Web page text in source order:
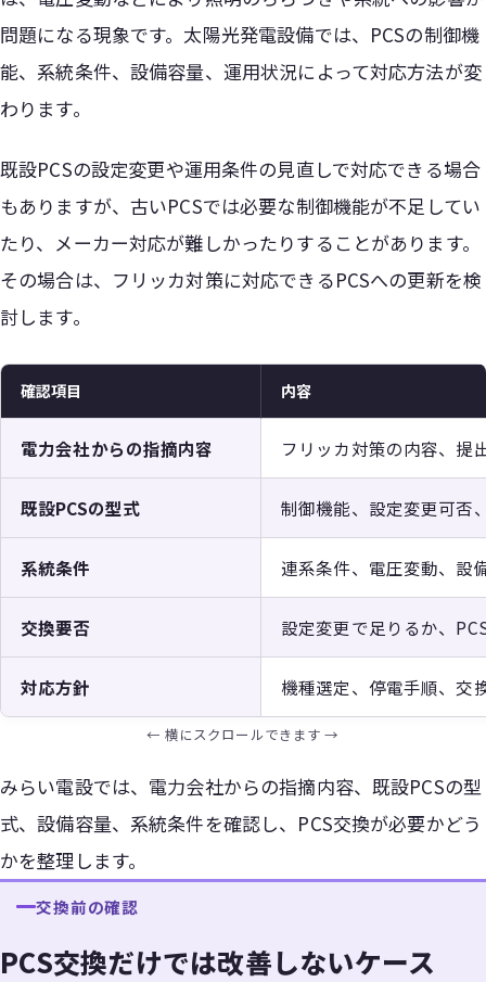
問題になる現象です。太陽光発電設備では、PCSの制御機
能、系統条件、設備容量、運用状況によって対応方法が変
わります。
既設PCSの設定変更や運用条件の見直しで対応できる場合
もありますが、古いPCSでは必要な制御機能が不足してい
たり、メーカー対応が難しかったりすることがあります。
その場合は、フリッカ対策に対応できるPCSへの更新を検
討します。
確認項目 内容
電力会社からの指摘内容 フリッカ対策の内容、提
既設PCSの型式 制御機能、設定変更可否
系統条件 連系条件、電圧変動、設
交換要否 設定変更で足りるか、
対応方針 機種選定、停電手順、交
みらい電設では、電力会社からの指摘内容、既設PCSの型
式、設備容量、系統条件を確認し、PCS交換が必要かどう
かを整理します。
交換前の確認
PCS交換だけでは改善しないケース